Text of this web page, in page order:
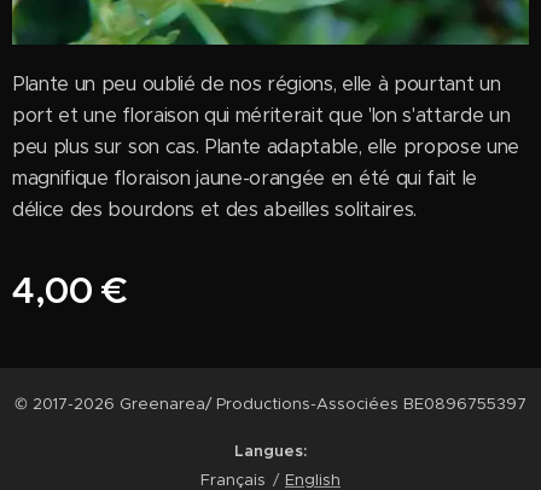
Plante un peu oublié de nos régions, elle à pourtant un
port et une floraison qui mériterait que 'lon s'attarde un
peu plus sur son cas. Plante adaptable, elle propose une
magnifique floraison jaune-orangée en été qui fait le
délice des bourdons et des abeilles solitaires.
4,00 €
© 2017-2026 Greenarea/ Productions-Associées BE0896755397
Langues
Français
English